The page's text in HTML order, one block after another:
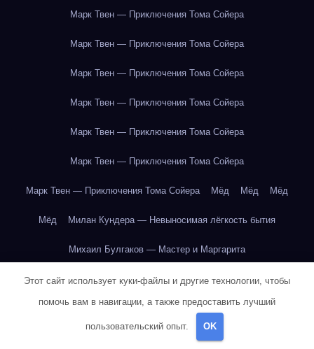
Марк Твен — Приключения Тома Сойера
Марк Твен — Приключения Тома Сойера
Марк Твен — Приключения Тома Сойера
Марк Твен — Приключения Тома Сойера
Марк Твен — Приключения Тома Сойера
Марк Твен — Приключения Тома Сойера
Марк Твен — Приключения Тома Сойера Мёд Мёд Мёд
Мёд Милан Кундера — Невыносимая лёгкость бытия
Михаил Булгаков — Мастер и Маргарита
Михаил Булгаков — Мастер и Маргарита
Михаил Булгаков — Мастер и Маргарита
Михаил Булгаков — Мастер и Маргарита
Этот сайт использует куки-файлы и другие технологии, чтобы
помочь вам в навигации, а также предоставить лучший
пользовательский опыт. OK